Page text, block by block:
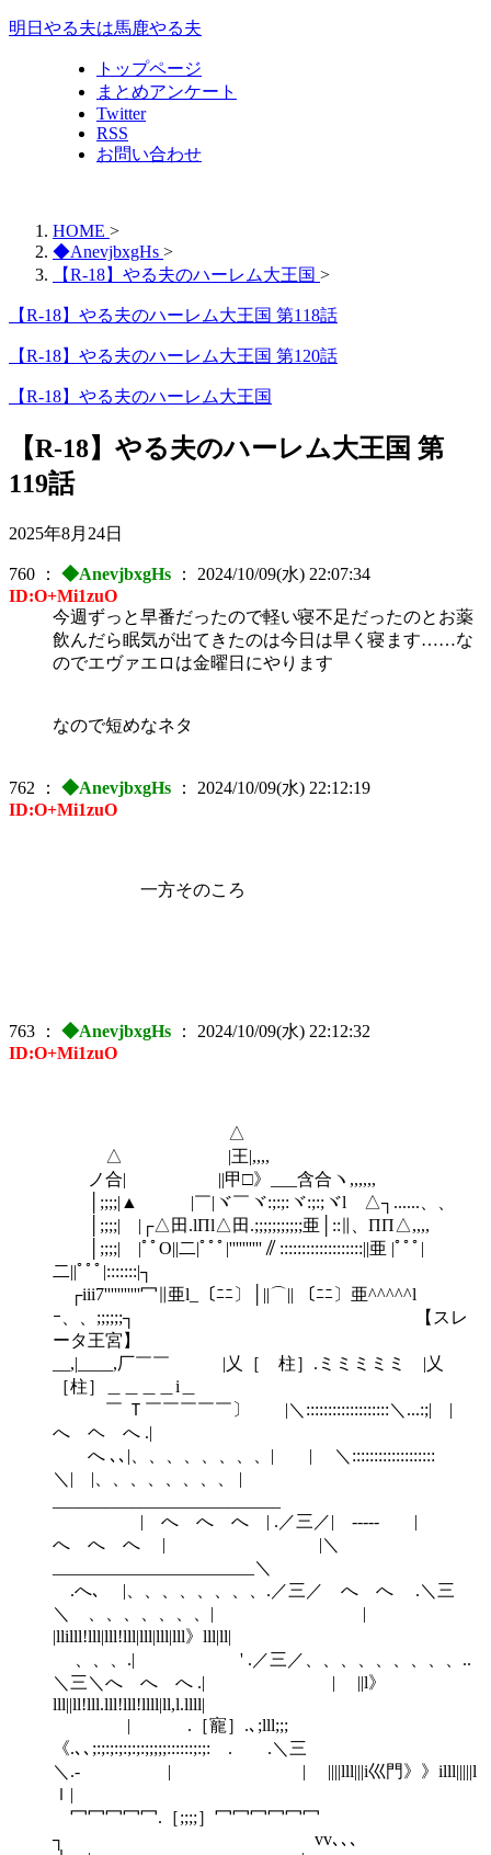
明日やる夫は馬鹿やる夫
トップページ
まとめアンケート
Twitter
RSS
お問い合わせ
HOME >
◆AnevjbxgHs >
【R-18】やる夫のハーレム大王国 >
【R-18】やる夫のハーレム大王国 第118話
【R-18】やる夫のハーレム大王国 第120話
【R-18】やる夫のハーレム大王国
【R-18】やる夫のハーレム大王国 第
119話
2025年8月24日
760 ： ◆AnevjbxgHs ： 2024/10/09(水) 22:07:34
ID:O+Mi1zuO
今週ずっと早番だったので軽い寝不足だったのとお薬
飲んだら眠気が出てきたのは今日は早く寝ます……な
のでエヴァエロは金曜日にやります
なので短めなネタ
762 ： ◆AnevjbxgHs ： 2024/10/09(水) 22:12:19
ID:O+Mi1zuO
一方そのころ
763 ： ◆AnevjbxgHs ： 2024/10/09(水) 22:12:32
ID:O+Mi1zuO
△
△ |王|,,,,
ノ合| ||甲□》___含合ヽ,,,,,,
│;;;;|▲ |￣|ヾ￣ヾ:;:;:ヾ:;:;ヾl △┐......、、
│;;;;| |┌△田.lΠl△田.;;;;;;;;;;;亜│::∥、ΠΠ△,,,,
│;;;;| |ﾟﾟO||二|ﾟﾟﾟ|''''''''''∥:::::::::::::::::::||亜 |ﾟﾟﾟ|
二||ﾟﾟﾟ|:::::::|┐
┌iii7'''''''''''冖∥亜l_〔ﾆﾆ〕│||⌒|| 〔ﾆﾆ〕亜^^^^^l
ｰ、、;;;;;;┐ 【スレ
ータ王宮】
__,|____,厂￣￣ |乂［ 柱］.ミミミミミ |乂
［柱］＿＿＿＿i＿
￣ Ｔ￣￣￣￣￣〕 |＼:::::::::::::::::::＼...:;| |
へ ヘ へ .|
へ ､､|、、、、、、、、| | ＼:::::::::::::::::::
＼| |、、、、、、、、 |
| へ へ へ | .／三／| ----- |
へ へ へ | |＼
_______________________＼
.へ､ |、、、、、、、、.／三／ へ へ .＼三
＼ 、、、、、、、| |
|llilll!lll|lll!lll|lll|lll|lll》lll|ll|
、、、.| ' .／三／、、、、、、、、、..
＼三＼へ へ へ .| | ||l》
lll||ll!lll.lll!lll!llll|ll,l.llll|
| .［寵］.､;lll;;;
《.､､;:;:;:;:;:;:;;;;;::::::;:;: . .＼三
＼.‐ | | ||||lll|||i巛門》》illl|||||l
ｌ|
冖冖冖冖冖.［;;;;］冖冖冖冖冖冖
┐ vv､､､